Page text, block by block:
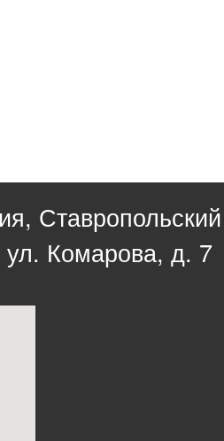
ул. Комарова, д. 7